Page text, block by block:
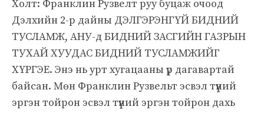
Холт: Франклин Рузвелт руу буцаж очоод
Дэлхийн 2-р дайны ДЭЛГЭРЭНГҮЙ БИДНИЙ
ТУСЛАМЖ, АНУ-д БИДНИЙ ЗАСГИЙН ГАЗРЫН
ТУХАЙ ХУУДАС БИДНИЙ ТУСЛАМЖИЙГ
ХҮРГЭЕ. Энэ нь урт хугацааны үр дагавартай
байсан. Мөн Франклин Рузвельт эсвэл түүний
эргэн тойрон эсвэл түүний эргэн тойрон дахь